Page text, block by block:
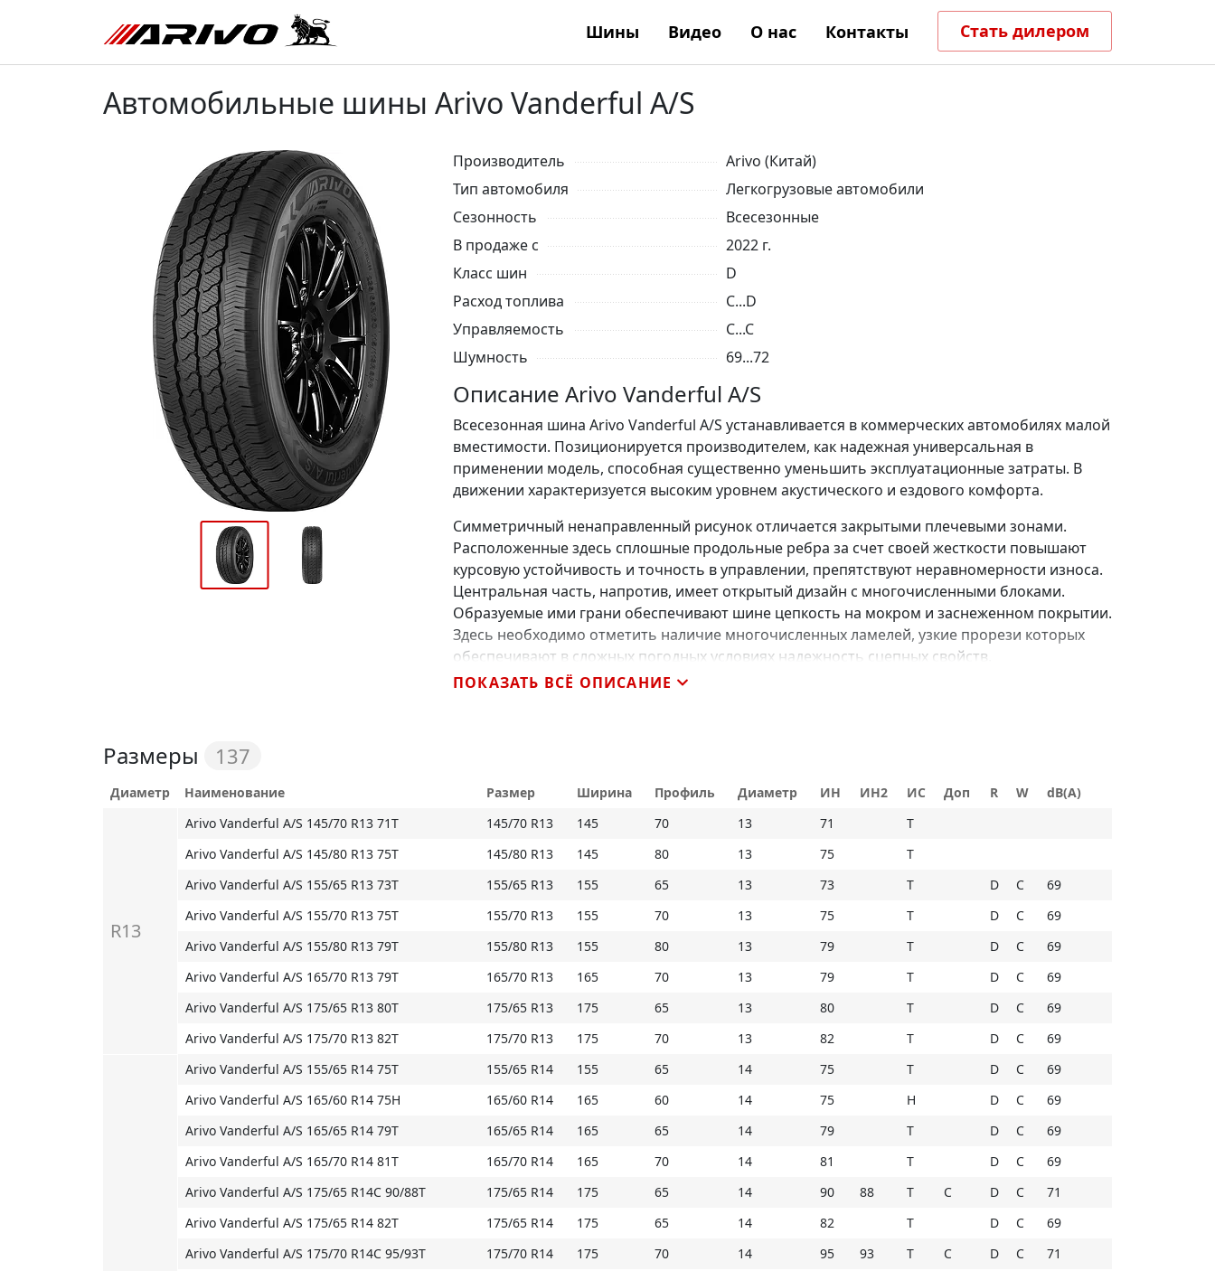
Шины Видео О нас Контакты Стать дилером
Автомобильные шины Arivo Vanderful A/S
Производитель
Arivo (Китай)
Тип автомобиля
Легкогрузовые автомобили
Сезонность
Всесезонные
В продаже с
2022 г.
Класс шин
D
Расход топлива
C...D
Управляемость
C...C
Шумность
69...72
Описание Arivo Vanderful A/S
Всесезонная шина Arivo Vanderful A/S устанавливается в коммерческих автомобилях малой
вместимости. Позиционируется производителем, как надежная универсальная в
применении модель, способная существенно уменьшить эксплуатационные затраты. В
движении характеризуется высоким уровнем акустического и ездового комфорта.
Симметричный ненаправленный рисунок отличается закрытыми плечевыми зонами.
Расположенные здесь сплошные продольные ребра за счет своей жесткости повышают
курсовую устойчивость и точность в управлении, препятствуют неравномерности износа.
Центральная часть, напротив, имеет открытый дизайн с многочисленными блоками.
Образуемые ими грани обеспечивают шине цепкость на мокром и заснеженном покрытии.
Здесь необходимо отметить наличие многочисленных ламелей, узкие прорези которых
обеспечивают в сложных погодных условиях надежность сцепных свойств.
- многочисленные блоки в центральной части протектора улучшают тягово-сцепные
- узкие прорези обеспечивают уверенное поведение в сложных зимних условиях и на
мокрых дорогах.
ПОКАЗАТЬ ВСЁ ОПИСАНИЕ
Размеры 137
Диаметр Наименование Размер Ширина Профиль Диаметр ИН ИН2 ИС Доп R W dB(A)
R13
Arivo Vanderful A/S 145/70 R13 71T 145/70 R13 145 70 13 71
T
Arivo Vanderful A/S 145/80 R13 75T
145/80 R13 145 80 13 75
T
Arivo Vanderful A/S 155/65 R13 73T
155/65 R13 155 65 13 73 T D C
69
Arivo Vanderful A/S 155/70 R13 75T
155/70 R13 155 70 13 75 T D C
69
Arivo Vanderful A/S 155/80 R13 79T
155/80 R13 155 80 13 79 T D C
69
Arivo Vanderful A/S 165/70 R13 79T
165/70 R13 165 70 13 79 T D C
69
Arivo Vanderful A/S 175/65 R13 80T
175/65 R13 175 65 13 80 T D C
69
Arivo Vanderful A/S 175/70 R13 82T
175/70 R13 175 70 13 82 T D C 69
Arivo Vanderful A/S 155/65 R14 75T 155/65 R14 155 65 14 75 T D C
69
Arivo Vanderful A/S 165/60 R14 75H
165/60 R14 165 60 14 75 H D C
69
Arivo Vanderful A/S 165/65 R14 79T
165/65 R14 165 65 14 79 T D C
69
Arivo Vanderful A/S 165/70 R14 81T
165/70 R14 165 70 14 81 T D C
69
Arivo Vanderful A/S 175/65 R14C 90/88T
175/65 R14 175 65 14 90 88 T C D C
71
Arivo Vanderful A/S 175/65 R14 82T
175/65 R14 175 65 14 82 T D C
69
Arivo Vanderful A/S 175/70 R14C 95/93T
175/70 R14 175 70 14 95 93 T C D C
71